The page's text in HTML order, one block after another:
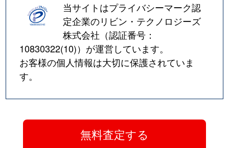
湯本町
1,500万円 宝塚南口
徒歩5
2,500万円 宝塚南口
当サイトはプライバシーマーク認
定企業のリビン・テクノロジーズ
株式会社（認証番号：
10830322(10)）が運営しています。
お客様の個人情報は大切に保護されていま
す。